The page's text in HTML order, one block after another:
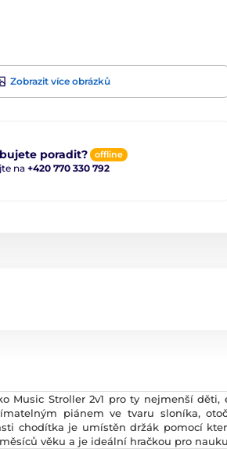
Zobrazit více obrázků
poradit? offline
na +420 770 330 792
Music Stroller 2v1 pro ty nejmenší
piánem ve tvaru sloníka,
chodítka je umístěn držák pomocí
věku a je ideální hračkou pro